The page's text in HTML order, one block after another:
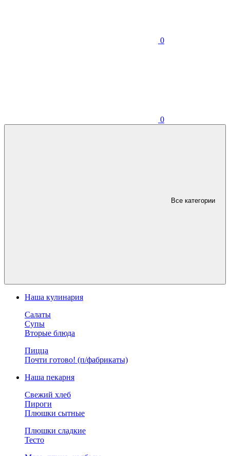
0
0
Все категории
Наша кулинария
Салаты
Супы
Вторые блюда
Пицца
Почти готово! (п/фабрикаты)
Наша пекарня
Свежий хлеб
Пироги
Плюшки сытные
Плюшки сладкие
Тесто